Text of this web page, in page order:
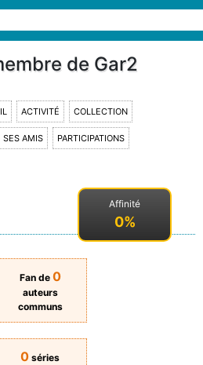
de Gar2
ACTIVITÉ COLLECTION
SES AMIS PARTICIPATIONS
Affinité
0%
Fan de 0
auteurs
communs
0 séries